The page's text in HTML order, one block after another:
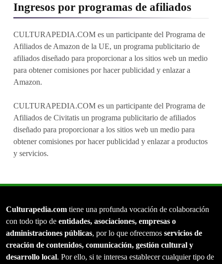
Ingresos por programas de afiliados
CULTURAPEDIA.COM es un participante del Programa de
Afiliados de Amazon de la UE, un programa publicitario de
afiliados diseñado para proporcionar a los sitios web un medio
para obtener comisiones por hacer publicidad y enlazar a
Amazon.
CULTURAPEDIA.COM es un participante del Programa de
Afiliados de Civitatis un programa publicitario de afiliados
diseñado para proporcionar a los sitios web un medio para
obtener comisiones por hacer publicidad y enlazar a productos
y servicios.
Culturapedia.com tiene una profunda vocación de colaboración
con todo tipo de entidades, asociaciones, empresas o
administraciones públicas, por lo que ofrecemos servicios de
creación de contenidos, comunicación, gestión cultural y
desarrollo local. Por ello, si te interesa establecer cualquier tipo de